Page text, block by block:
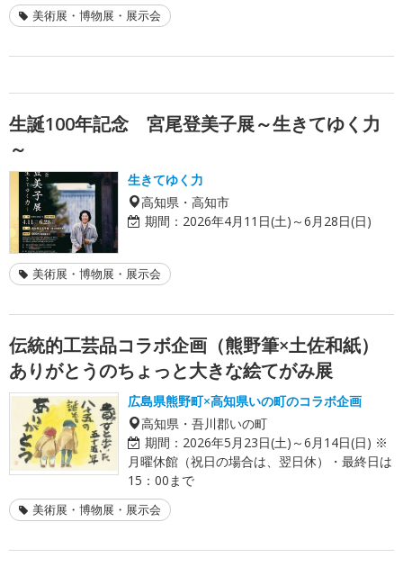
美術展・博物展・展示会
生誕100年記念 宮尾登美子展～生きてゆく力
～
生きてゆく力
高知県・高知市
期間： 2026年4月11日(土)～6月28日(日)
美術展・博物展・展示会
伝統的工芸品コラボ企画（熊野筆×土佐和紙）
ありがとうのちょっと大きな絵てがみ展
広島県熊野町×高知県いの町のコラボ企画
高知県・吾川郡いの町
期間： 2026年5月23日(土)～6月14日(日) ※
月曜休館（祝日の場合は、翌日休）・最終日は
15：00まで
美術展・博物展・展示会